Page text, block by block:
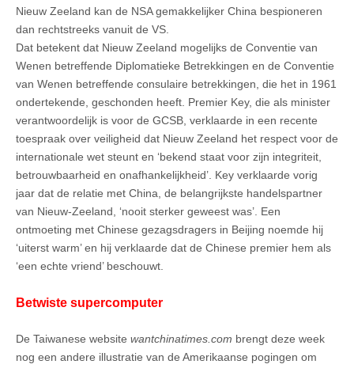
Nieuw Zeeland kan de NSA gemakkelijker China bespioneren
dan rechtstreeks vanuit de VS.
Dat betekent dat Nieuw Zeeland mogelijks de Conventie van
Wenen betreffende Diplomatieke Betrekkingen en de Conventie
van Wenen betreffende consulaire betrekkingen, die het in 1961
ondertekende, geschonden heeft. Premier Key, die als minister
verantwoordelijk is voor de GCSB, verklaarde in een recente
toespraak over veiligheid dat Nieuw Zeeland het respect voor de
internationale wet steunt en ‘bekend staat voor zijn integriteit,
betrouwbaarheid en onafhankelijkheid’. Key verklaarde vorig
jaar dat de relatie met China, de belangrijkste handelspartner
van Nieuw-Zeeland, ‘nooit sterker geweest was’. Een
ontmoeting met Chinese gezagsdragers in Beijing noemde hij
‘uiterst warm’ en hij verklaarde dat de Chinese premier hem als
‘een echte vriend’ beschouwt.
Betwiste supercomputer
De Taiwanese website wantchinatimes.com brengt deze week
nog een andere illustratie van de Amerikaanse pogingen om